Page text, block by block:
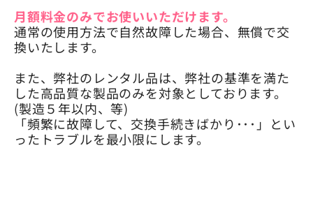
月額料金のみでお使いいただけます。
通常の使用方法で自然故障した場合、無償で交
換いたします。
また、弊社のレンタル品は、弊社の基準を満た
した高品質な製品のみを対象としております。
(製造５年以内、等)
「頻繁に故障して、交換手続きばかり･･･」とい
ったトラブルを最小限にします。